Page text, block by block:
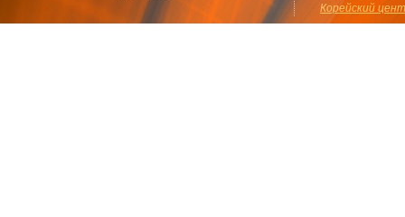
Корейский